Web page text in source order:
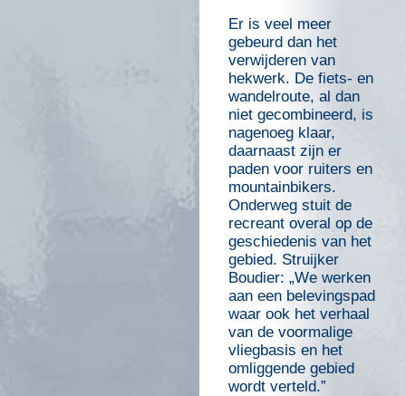
Er is veel meer
gebeurd dan het
verwijderen van
hekwerk. De fiets- en
wandelroute, al dan
niet gecombineerd, is
nagenoeg klaar,
daarnaast zijn er
paden voor ruiters en
mountainbikers.
Onderweg stuit de
recreant overal op de
geschiedenis van het
gebied. Struijker
Boudier: „We werken
aan een belevingspad
waar ook het verhaal
van de voormalige
vliegbasis en het
omliggende gebied
wordt verteld.”